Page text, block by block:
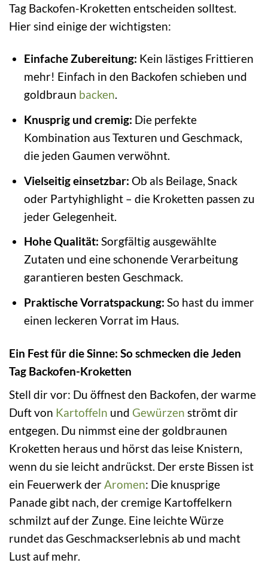
Tag Backofen-Kroketten entscheiden solltest.
Hier sind einige der wichtigsten:
Einfache Zubereitung: Kein lästiges Frittieren
mehr! Einfach in den Backofen schieben und
goldbraun backen.
Knusprig und cremig: Die perfekte
Kombination aus Texturen und Geschmack,
die jeden Gaumen verwöhnt.
Vielseitig einsetzbar: Ob als Beilage, Snack
oder Partyhighlight – die Kroketten passen zu
jeder Gelegenheit.
Hohe Qualität: Sorgfältig ausgewählte
Zutaten und eine schonende Verarbeitung
garantieren besten Geschmack.
Praktische Vorratspackung: So hast du immer
einen leckeren Vorrat im Haus.
Ein Fest für die Sinne: So schmecken die Jeden
Tag Backofen-Kroketten
Stell dir vor: Du öffnest den Backofen, der warme
Duft von Kartoffeln und Gewürzen strömt dir
entgegen. Du nimmst eine der goldbraunen
Kroketten heraus und hörst das leise Knistern,
wenn du sie leicht andrückst. Der erste Bissen ist
ein Feuerwerk derAromen: Die knusprige
Panade gibt nach, der cremige Kartoffelkern
schmilzt auf der Zunge. Eine leichte Würze
rundet das Geschmackserlebnis ab und macht
Lust auf mehr.